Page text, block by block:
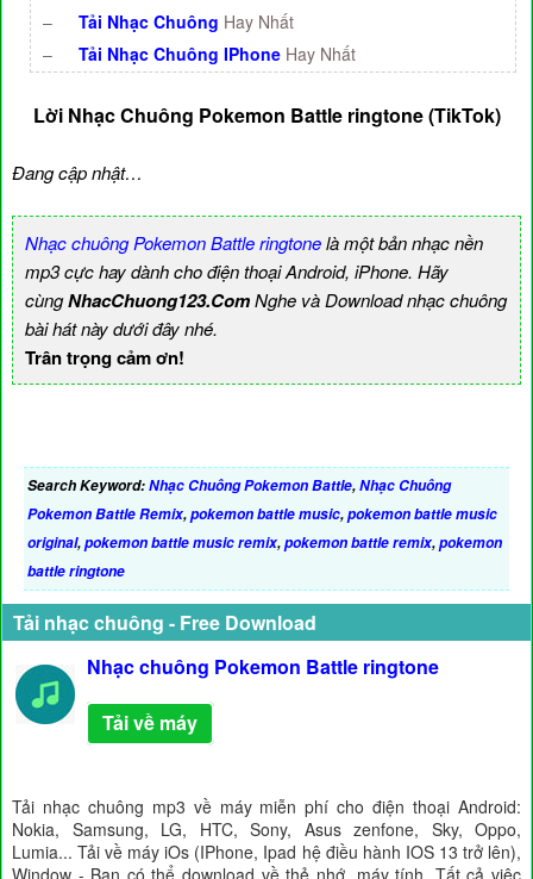
–
Tải Nhạc Chuông Hay Nhất
–
Tải Nhạc Chuông IPhone Hay Nhất
Lời Nhạc Chuông Pokemon Battle ringtone (TikTok)
Đang cập nhật…
Nhạc chuông Pokemon Battle ringtonelà một bản nhạc nền
mp3 cực hay dành cho điện thoại Android, iPhone. Hãy
cùngNhacChuong123.ComNghe và Download nhạc chuông
bài hát này dưới đây nhé.
Trân trọng cảm ơn!
Search Keyword:Nhạc Chuông Pokemon Battle,Nhạc Chuông
Pokemon Battle Remix,pokemon battle music,pokemon battle music
original,pokemon battle music remix,pokemon battle remix,pokemon
battle ringtone
Tải nhạc chuông - Free Download
Nhạc chuông Pokemon Battle ringtone
Tải về máy
Tải nhạc chuông mp3 về máy miễn phí cho điện thoại Android:
Nokia, Samsung, LG, HTC, Sony, Asus zenfone, Sky, Oppo,
Lumia... Tải về máy iOs (IPhone, Ipad hệ điều hành IOS 13 trở lên),
Window - Bạn có thể download về thẻ nhớ, máy tính. Tất cả việc